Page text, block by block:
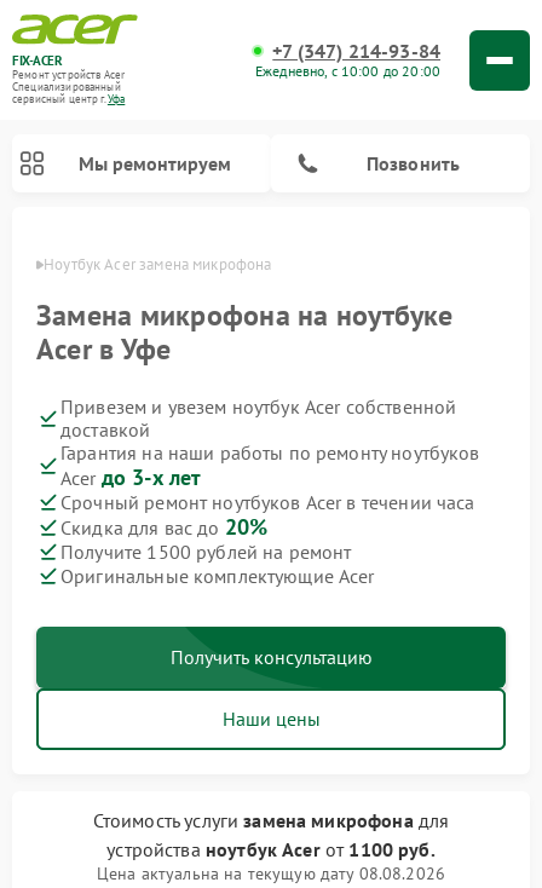
FIX-ACER
Ремонт устройств Acer
Специализированный
cервисный центр г.Уфа
+7 (347) 214-93-84
Ежедневно, с 10:00 до 20:00
Мы ремонтируем Позвонить
Уфе Ноутбук Acer замена микрофона
Замена микрофона на ноутбуке
Acer в Уфе
Привезем и увезем ноутбук Acer собственной
доставкой
Гарантия на наши работы по ремонту ноутбуков
Acer до 3-х лет
Срочный ремонт ноутбуков Acer в течении часа
Скидка для вас до 20%
Получите 1500 рублей на ремонт
Оригинальные комплектующие Acer
Получить консультацию
Наши цены
Стоимость услугизамена микрофонадля
устройства ноутбук Acerот 1100 руб.
Цена актуальна на текущую дату 08.08.2026